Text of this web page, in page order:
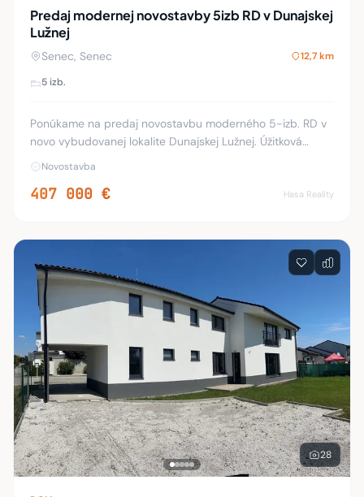
Predaj modernej novostavby 5izb RD v Dunajskej
Lužnej
Senec, Senec 12,7 km
5 izb.
Ponúkame na predaj novostavbu moderného 5-izb. RD v
novo vybudovanej lokalite Dunajskej Lužnej. Úžitková
plocha domu je 205 m2, pozemok 6á, všetky IS,
Novostavba
407 000 € Hasa Reality
28